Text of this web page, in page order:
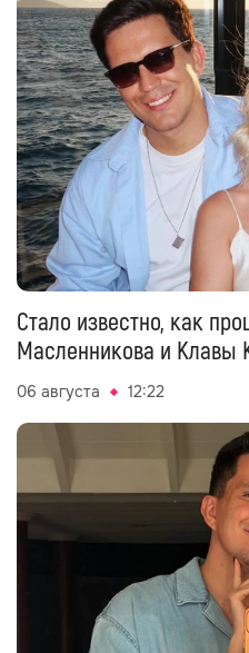
Стало известно, как
Масленникова и Клавы
06 августа 12:22